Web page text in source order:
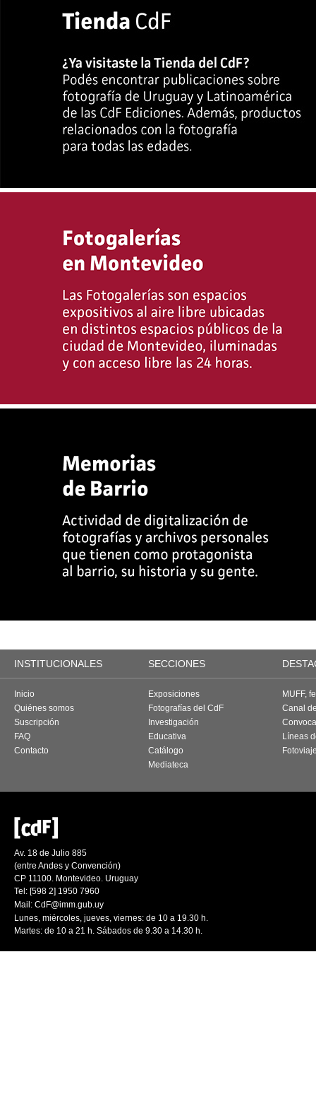
INSTITUCIONALES SECCIONES
Inicio
Quiénes somos
Suscripción
FAQ
Contacto
Exposiciones
Fotografías del CdF
Investigación
Educativa
Catálogo
Mediateca
MUFF,
Canal
Líneas
Av. 18 de Julio 885
(entre Andes y Convención)
CP 11100. Montevideo. Uruguay
Tel: [598 2] 1950 7960
Mail: CdF@imm.gub.uy
Lunes, miércoles, jueves, viernes: de 10 a 19.30 h.
Martes: de 10 a 21 h. Sábados de 9.30 a 14.30 h.